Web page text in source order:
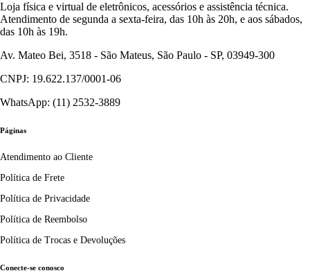
Loja física e virtual de eletrônicos, acessórios e assistência técnica.
Atendimento de segunda a sexta-feira, das 10h às 20h, e aos sábados,
das 10h às 19h.
Av. Mateo Bei, 3518 - São Mateus, São Paulo - SP, 03949-300
CNPJ: 19.622.137/0001-06
WhatsApp: (11) 2532-3889
Páginas
Atendimento ao Cliente
Política de Frete
Política de Privacidade
Política de Reembolso
Política de Trocas e Devoluções
Conecte-se conosco